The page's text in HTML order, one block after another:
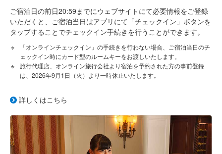
ご宿泊日の前日20:59までにウェブサイトにて必要情報をご登録
いただくと、ご宿泊当日はアプリにて「チェックイン」ボタンを
タップすることでチェックイン手続きを行うことができます。
「オンラインチェックイン」の手続きを行わない場合、ご宿泊当日のチ
ェックイン時にカード型のルームキーをお渡しいたします。
旅行代理店、オンライン旅行会社より宿泊を予約された方の事前登録
は、2026年9月1日（火）より一時休止いたします。
詳しくはこちら